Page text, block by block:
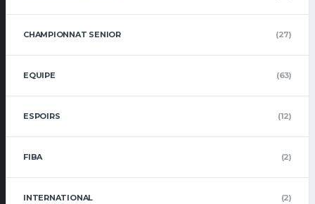
CHAMPIONNAT SENIOR (27)
EQUIPE (63)
ESPOIRS (12)
FIBA (2)
INTERNATIONAL (2)